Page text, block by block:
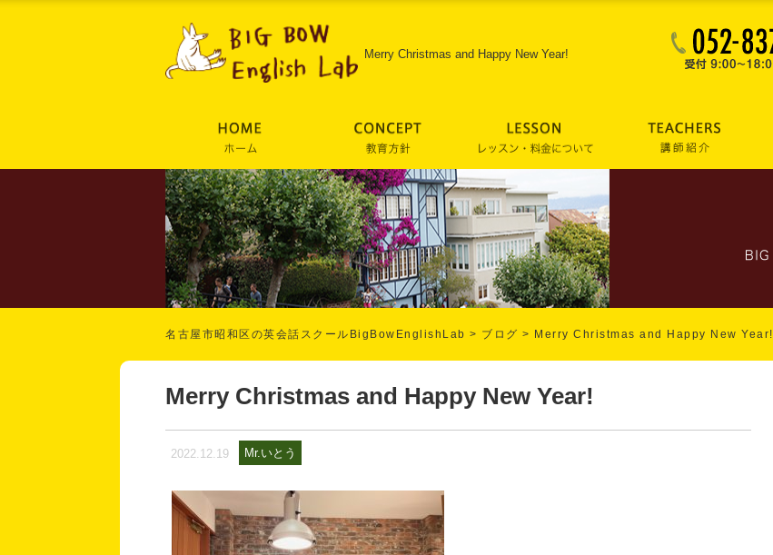
Merry Christmas and Happy New Year!
名古屋市昭和区の英会話スクールBigBowEnglishLab > ブログ > Merry Christmas and Happy New Year!
Merry Christmas and Happy New Year!
2022.12.19 Mr.いとう